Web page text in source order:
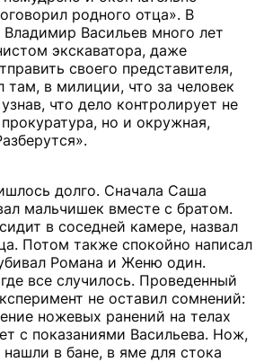
родного отца». В
Владимир Васильев много лет
экскаватора, даже
своего представителя,
там, в милиции, что за человек
что дело контролирует не
но и окружная,
долго. Сначала Саша
мальчишек вместе с братом.
в соседней камере, назвал
Потом также спокойно написал
Романа и Женю один.
все случилось. Проведенный
не оставил сомнений:
ножевых ранений на телах
с показаниями Васильева. Нож,
нашли в бане, в яме для стока